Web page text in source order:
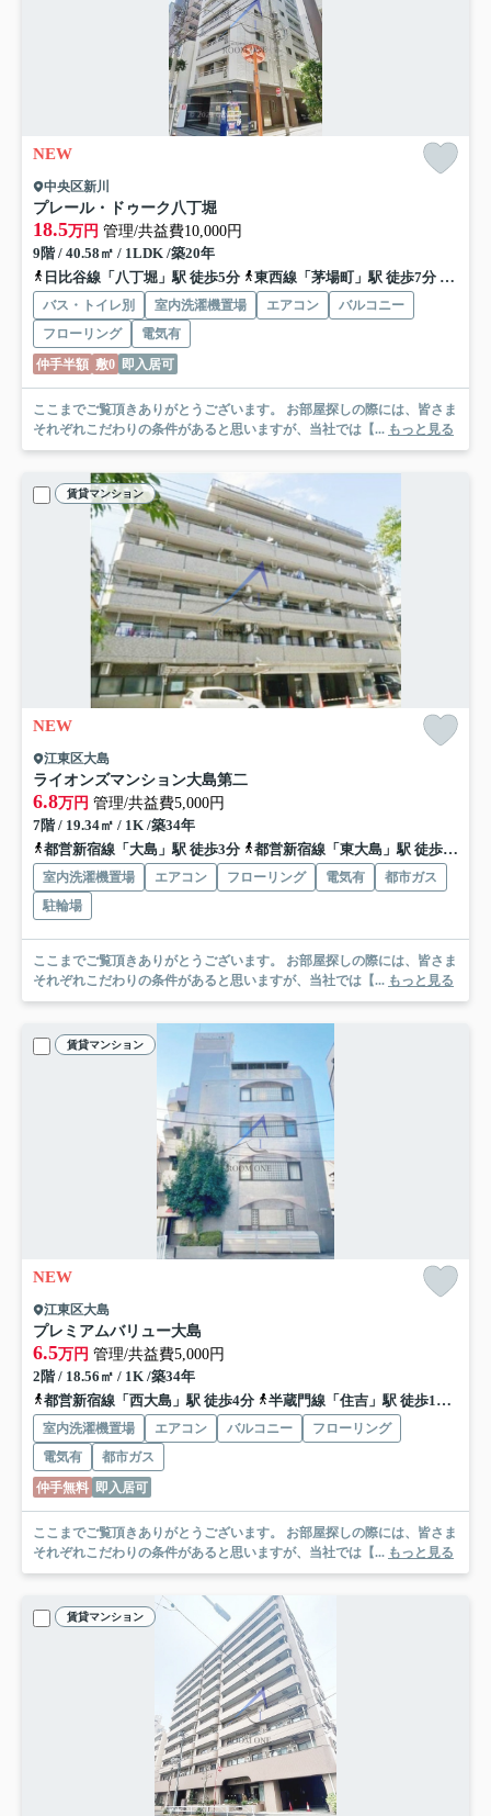
NEW
中央区新川
プレール・ドゥーク八丁堀
18.5万円 管理/共益費10,000円
9階 / 40.58㎡ / 1LDK /築20年
日比谷線「八丁堀」駅 徒歩5分
東西線「茅場町」駅 徒歩7分 半蔵
バス・トイレ別 室内洗濯機置場 エアコン
バルコニー
フローリング
電気有
仲手半額 敷0 即入居可
ここまでご覧頂きありがとうございます。 お部屋探しの際には、皆さま
それぞれこだわりの条件があると思いますが、当社では【... もっと見る
賃貸マンション
NEW
江東区大島
ライオンズマンション大島第二
6.8万円 管理/共益費5,000円
7階 / 19.34㎡ / 1K /築34年
都営新宿線「大島」駅 徒歩3分
都営新宿線「東大島」駅 徒歩11分
室内洗濯機置場 エアコン フローリング 電気有
都市ガス
駐輪場
ここまでご覧頂きありがとうございます。 お部屋探しの際には、皆さま
それぞれこだわりの条件があると思いますが、当社では【... もっと見る
賃貸マンション
NEW
江東区大島
プレミアムバリュー大島
6.5万円 管理/共益費5,000円
2階 / 18.56㎡ / 1K /築34年
都営新宿線「西大島」駅 徒歩4分
半蔵門線「住吉」駅 徒歩10分
室内洗濯機置場 エアコン バルコニー
フローリング
電気有
都市ガス
仲手無料 即入居可
ここまでご覧頂きありがとうございます。 お部屋探しの際には、皆さま
それぞれこだわりの条件があると思いますが、当社では【... もっと見る
賃貸マンション